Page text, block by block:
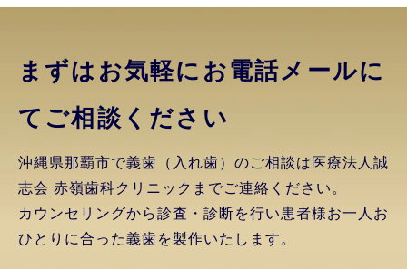
まずはお気軽にお電話メールに
てご相談ください
沖縄県那覇市で義歯（入れ歯）のご相談は医療法人誠
志会 赤嶺歯科クリニックまでご連絡ください。
カウンセリングから診査・診断を行い患者様お一人お
ひとりに合った義歯を製作いたします。